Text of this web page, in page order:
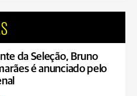
da Seleção, Bruno
é anunciado pelo